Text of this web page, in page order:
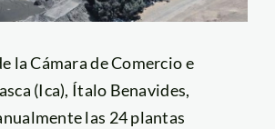
la Cámara de Comercio e
(Ica), Ítalo Benavides,
las 24 plantas